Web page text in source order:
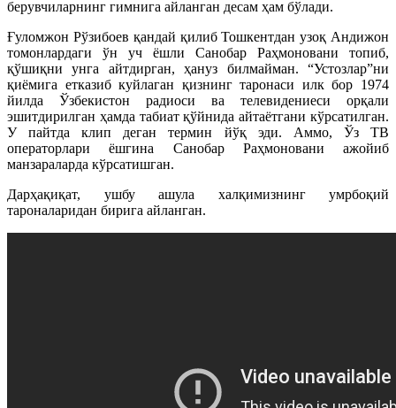
берувчиларнинг гимнига айланган десам ҳам бўлади.
Ғуломжон Рўзибоев қандай қилиб Тошкентдан узоқ Андижон
томонлардаги ўн уч ёшли Санобар Раҳмоновани топиб,
қўшиқни унга айтдирган, ҳануз билмайман. “Устозлар”ни
қиёмига етказиб куйлаган қизнинг таронаси илк бор 1974
йилда Ўзбекистон радиоси ва телевидениеси орқали
эшитдирилган ҳамда табиат қўйнида айтаётгани кўрсатилган.
У пайтда клип деган термин йўқ эди. Аммо, Ўз ТВ
операторлари ёшгина Санобар Раҳмоновани ажойиб
манзараларда кўрсатишган.
Дарҳақиқат, ушбу ашула халқимизнинг умрбоқий
тароналаридан бирига айланган.